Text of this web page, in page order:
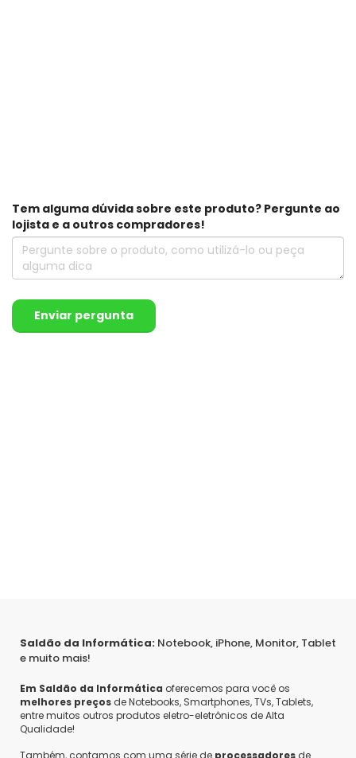
Tem alguma dúvida sobre este produto? Pergunte ao
lojista e a outros compradores!
Enviar pergunta
Saldão da Informática: Notebook, iPhone, Monitor, Tablet
e muito mais!
Em Saldão da Informática oferecemos para você os
melhores preços de Notebooks, Smartphones, TVs, Tablets,
entre muitos outros produtos eletro-eletrônicos de Alta
Qualidade!
Também, contamos com uma série de processadores de